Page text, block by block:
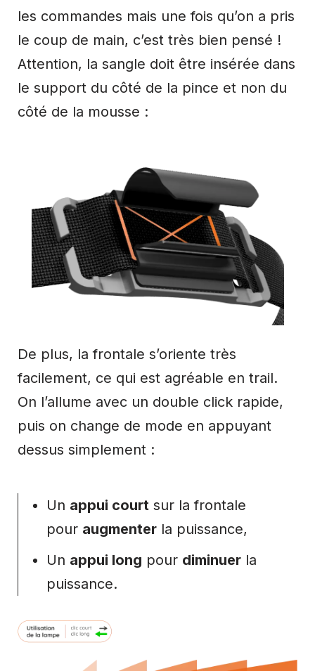
les commandes mais une fois qu’on a pris
le coup de main, c’est très bien pensé !
Attention, la sangle doit être insérée dans
le support du côté de la pince et non du
côté de la mousse :
De plus, la frontale s’oriente très
facilement, ce qui est agréable en trail.
On l’allume avec un double click rapide,
puis on change de mode en appuyant
dessus simplement :
Un appui court sur la frontale
pour augmenter la puissance,
Un appui long pour diminuer la
puissance.